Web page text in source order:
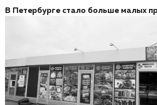
В Петербурге стало больше малых